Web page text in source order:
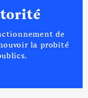
de
la probité